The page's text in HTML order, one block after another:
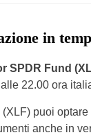
in
SPDR Fund
22.00 ora
puoi
anche in